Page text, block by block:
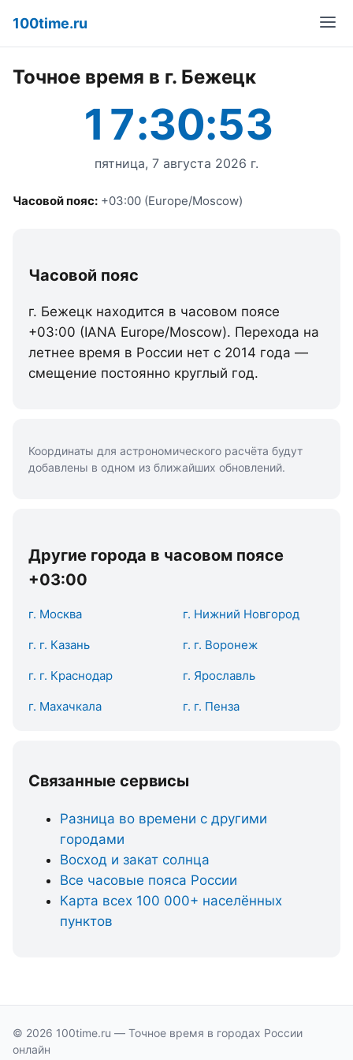
100time.ru
Точное время в г. Бежецк
17:30:53
пятница, 7 августа 2026 г.
Часовой пояс: +03:00 (Europe/Moscow)
Часовой пояс
г. Бежецк находится в часовом поясе
+03:00 (IANA Europe/Moscow). Перехода на
летнее время в России нет с 2014 года —
смещение постоянно круглый год.
Координаты для астрономического расчёта будут
добавлены в одном из ближайших обновлений.
Другие города в часовом поясе
+03:00
г. Москва г. Нижний Новгород
г. г. Казань г. г. Воронеж
г. г. Краснодар г. Ярославль
г. Махачкала г. г. Пенза
Связанные сервисы
Разница во времени с другими
городами
Восход и закат солнца
Все часовые пояса России
Карта всех 100 000+ населённых
пунктов
© 2026 100time.ru — Точное время в городах России
онлайн